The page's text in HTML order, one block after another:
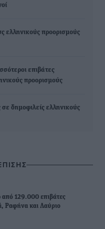
ελληνικούς προορισμούς
επιβάτες
προορισμούς
δημοφιλείς ελληνικούς
129.000 επιβάτες
Ραφήνα και Λαύριο